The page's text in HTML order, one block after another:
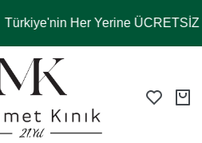
Türkiye'nin Her Yerine ÜCRETSİZ